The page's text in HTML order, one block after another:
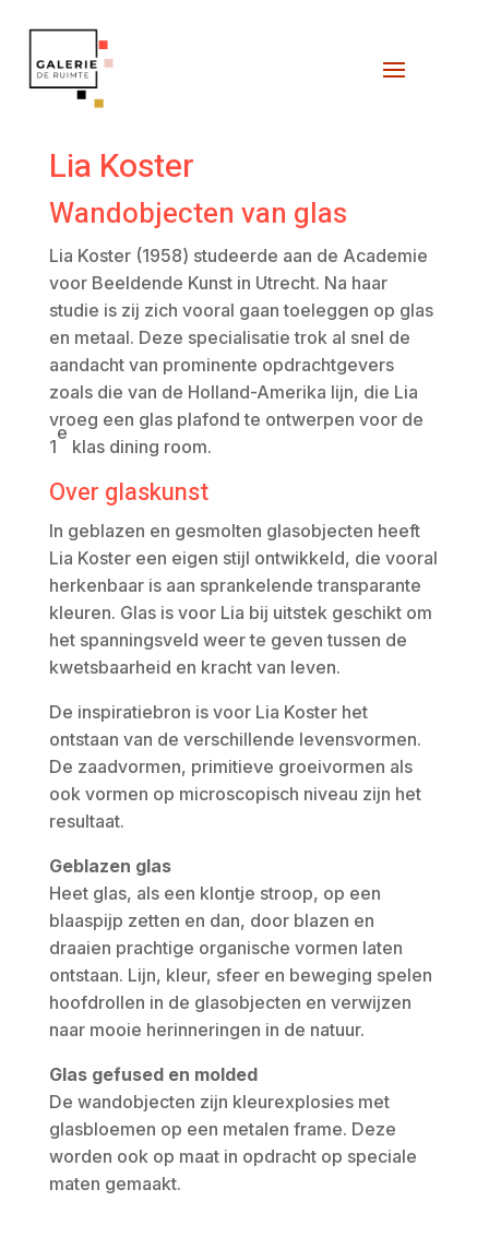
Lia Koster
Wandobjecten van glas
Lia Koster (1958) studeerde aan de Academie
voor Beeldende Kunst in Utrecht. Na haar
studie is zij zich vooral gaan toeleggen op glas
en metaal. Deze specialisatie trok al snel de
aandacht van prominente opdrachtgevers
zoals die van de Holland-Amerika lijn, die Lia
vroeg een glas plafond te ontwerpen voor de
1
e
klas dining room.
Over glaskunst
In geblazen en gesmolten glasobjecten heeft
Lia Koster een eigen stijl ontwikkeld, die vooral
herkenbaar is aan sprankelende transparante
kleuren. Glas is voor Lia bij uitstek geschikt om
het spanningsveld weer te geven tussen de
kwetsbaarheid en kracht van leven.
De inspiratiebron is voor Lia Koster het
ontstaan van de verschillende levensvormen.
De zaadvormen, primitieve groeivormen als
ook vormen op microscopisch niveau zijn het
resultaat.
Geblazen glas
Heet glas, als een klontje stroop, op een
blaaspijp zetten en dan, door blazen en
draaien prachtige organische vormen laten
ontstaan. Lijn, kleur, sfeer en beweging spelen
hoofdrollen in de glasobjecten en verwijzen
naar mooie herinneringen in de natuur.
Glas gefused en molded
De wandobjecten zijn kleurexplosies met
glasbloemen op een metalen frame. Deze
worden ook op maat in opdracht op speciale
maten gemaakt.